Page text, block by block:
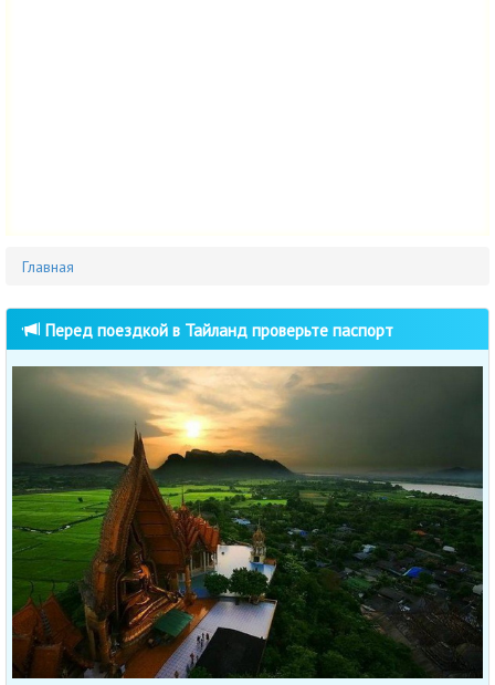
Главная
Перед поездкой в Тайланд проверьте паспорт